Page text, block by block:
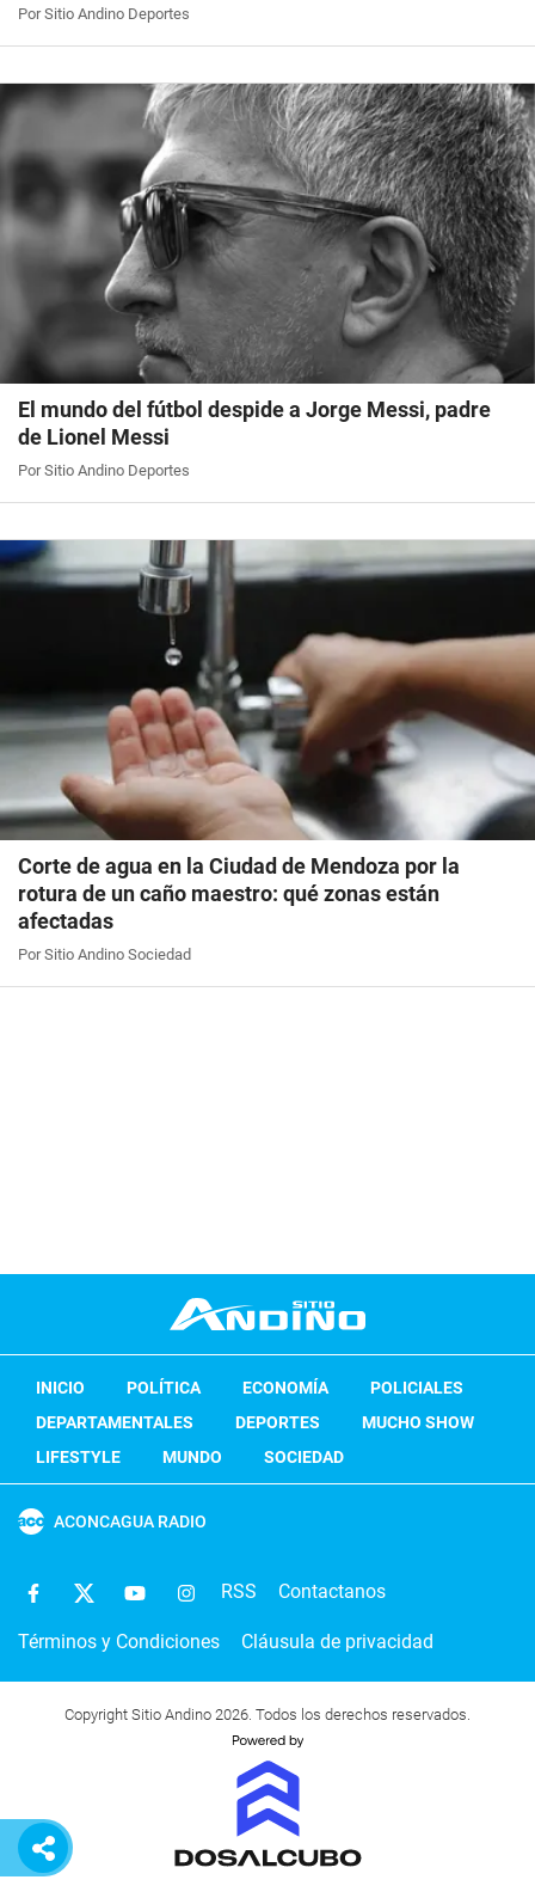
Por Sitio Andino Deportes
El mundo del fútbol despide a Jorge Messi, padre
de Lionel Messi
Por Sitio Andino Deportes
Corte de agua en la Ciudad de Mendoza por la
rotura de un caño maestro: qué zonas están
afectadas
Por Sitio Andino Sociedad
INICIO POLÍTICA ECONOMÍA
POLICIALES
DEPARTAMENTALES
DEPORTES
MUCHO SHOW
LIFESTYLE
MUNDO SOCIEDAD
ACONCAGUA RADIO
RSS Contactanos
Términos y Condiciones Cláusula de privacidad
Copyright Sitio Andino 2026. Todos los derechos reservados.